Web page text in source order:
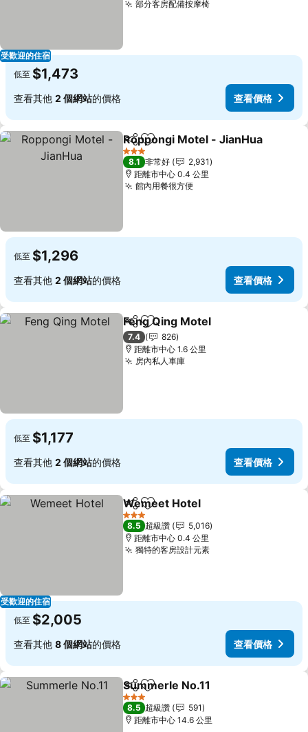
受歡迎的住宿
部分客房配備按摩椅
低至 $1,473
查看其他 2 個網站的價格 查看價格
分享 加入我的最愛
Roppongi Motel - JianHua
3 星級
8.1 非常好
2,931
距離市中心 0.4 公里
館內用餐很方便
低至 $1,296
查看其他 2 個網站的價格 查看價格
分享 加入我的最愛
Feng Qing Motel
7.4
826
距離市中心 1.6 公里
房內私人車庫
低至 $1,177
查看其他 2 個網站的價格 查看價格
受歡迎的住宿
分享 加入我的最愛
Wemeet Hotel
3 星級
8.5 超級讚
5,016
距離市中心 0.4 公里
獨特的客房設計元素
低至 $2,005
查看其他 8 個網站的價格 查看價格
分享 加入我的最愛
Summerle No.11
3 星級
8.5 超級讚
591
距離市中心 14.6 公里